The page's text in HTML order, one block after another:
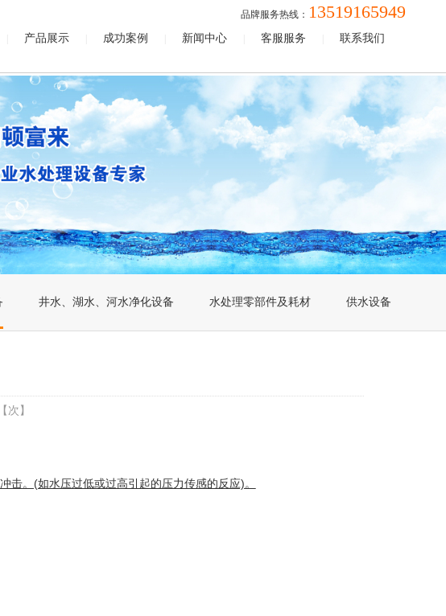
品牌服务热线： 13519165949
产品展示 成功案例 新闻中心 客服服务 联系我们
井水、湖水、河水净化设备 水处理零部件及耗材 供水设备
次】
。(如水压过低或过高引起的压力传感的反应)。